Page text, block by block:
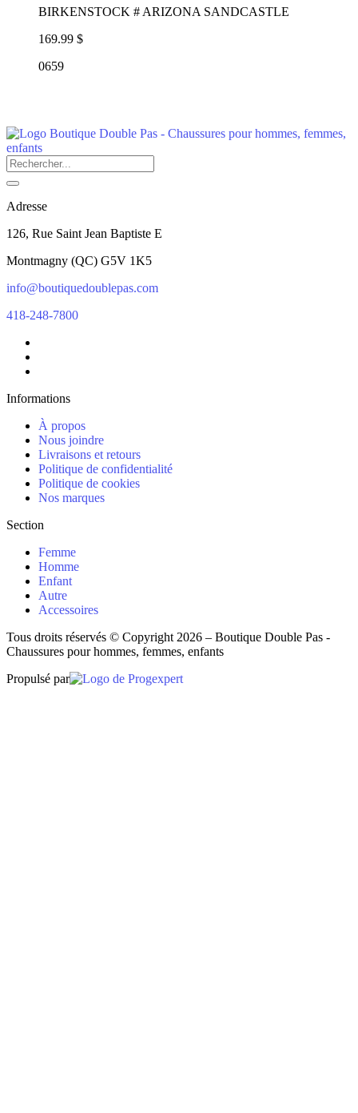
BIRKENSTOCK # ARIZONA SANDCASTLE
169.99 $
0659
Adresse
126, Rue Saint Jean Baptiste E
Montmagny (QC) G5V 1K5
info@boutiquedoublepas.com
418-248-7800
Informations
À propos
Nous joindre
Livraisons et retours
Politique de confidentialité
Politique de cookies
Nos marques
Section
Femme
Homme
Enfant
Autre
Accessoires
Tous droits réservés © Copyright 2026 – Boutique Double Pas -
Chaussures pour hommes, femmes, enfants
Propulsé par